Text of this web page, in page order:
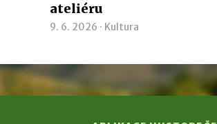
ateliéru
9. 6. 2026 · Kultura